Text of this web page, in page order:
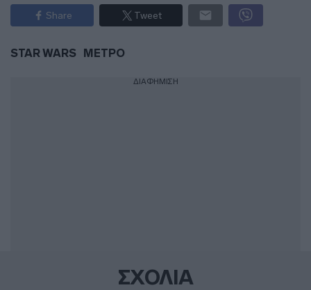
Share Tweet
STAR WARS ΜΕΤΡΟ
ΔΙΑΦΗΜΙΣΗ
ΣΧΟΛΙΑ